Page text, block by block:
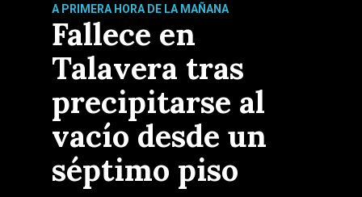
A PRIMERA HORA DE LA MAÑANA
Fallece en
Talavera tras
precipitarse al
vacío desde un
séptimo piso